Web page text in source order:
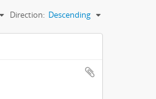
Direction: Descending